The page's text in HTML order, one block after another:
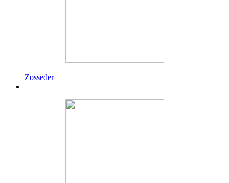
Zosseder